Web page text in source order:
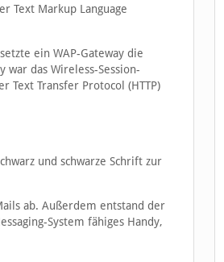
Text Markup Language
ein WAP-Gateway die
das Wireless-Session-
Text Transfer Protocol (HTTP)
und schwarze Schrift zur
ab. Außerdem entstand der
System fähiges Handy,